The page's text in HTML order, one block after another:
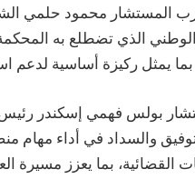
المستشار محمود حلمي
الوطني الذي تضطلع به
يمثل ركيزة أساسية لدعم
بولس فهمي إسكندر رئيس
والسداد في أداء مهام
القضائية، بما يعزز مسيرة